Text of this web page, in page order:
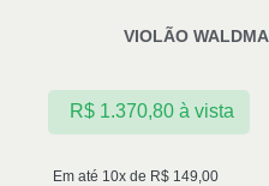
VIOLÃO
Em até 10x de R$ 149,00
R$1.370,80 à vista